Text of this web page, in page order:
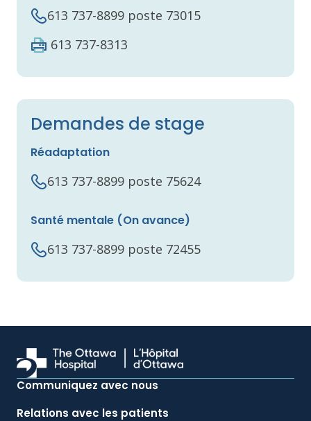
613 737-8899 poste 73015
613 737-8313
Demandes de stage
Réadaptation
613 737-8899 poste 75624
Santé mentale (On avance)
613 737-8899 poste 72455
Communiquez avec nous
Relations avec les patients